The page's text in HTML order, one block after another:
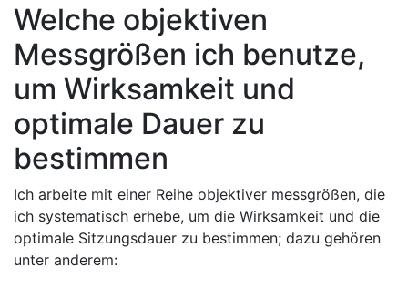
Welche objektiven
Messgrößen ich⁤ benutze,⁤
um Wirksamkeit und
⁢optimale Dauer ‍zu
‍bestimmen
Ich arbeite mit einer Reihe objektiver messgrößen,‍ die⁣
ich ⁤systematisch erhebe, um die Wirksamkeit und die
optimale Sitzungsdauer zu ​bestimmen; ⁢dazu gehören⁢
unter anderem: ⁢